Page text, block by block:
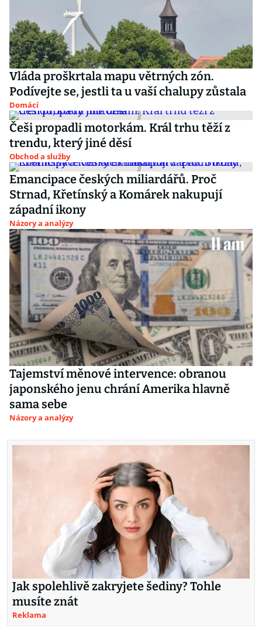
Vláda proškrtala mapu větrných zón.
Podívejte se, jestli ta u vaší chalupy zůstala
Domácí
Češi propadli motorkám. Král trhu těží z
trendu, který jiné děsí
Obchod a služby
Emancipace českých miliardářů. Proč
Strnad, Křetínský a Komárek nakupují
západní ikony
Názory a analýzy
Tajemství měnové intervence: obranou
japonského jenu chrání Amerika hlavně
sama sebe
Názory a analýzy
Jak spolehlivě zakryjete šediny? Tohle
musíte znát
Reklama